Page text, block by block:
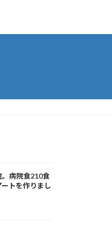
。病院食210食
トを作りまし